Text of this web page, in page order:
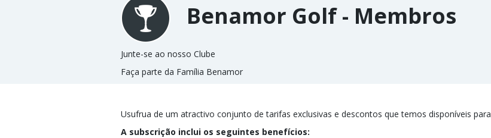
Benamor Golf - Membros
Junte-se ao nosso Clube
Faça parte da Família Benamor
Usufrua de um atractivo conjunto de tarifas exclusivas e descontos que temos disponíveis para
A subscrição inclui os seguintes benefícios: